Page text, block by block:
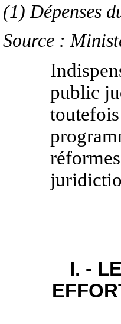
(1) Dépenses
Source :
public
I. -